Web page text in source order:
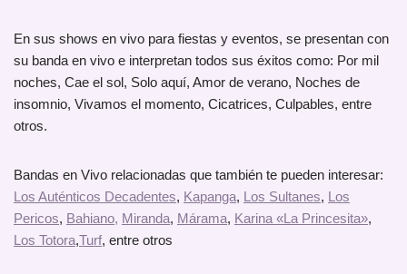
En sus shows en vivo para fiestas y eventos, se presentan con
su banda en vivo e interpretan todos sus éxitos como: Por mil
noches, Cae el sol, Solo aquí, Amor de verano, Noches de
insomnio, Vivamos el momento, Cicatrices, Culpables, entre
otros.
Bandas en Vivo relacionadas que también te pueden interesar:
Los Auténticos Decadentes, Kapanga, Los Sultanes, Los
Pericos, Bahiano, Miranda, Márama, Karina «La Princesita»,
Los Totora,Turf, entre otros